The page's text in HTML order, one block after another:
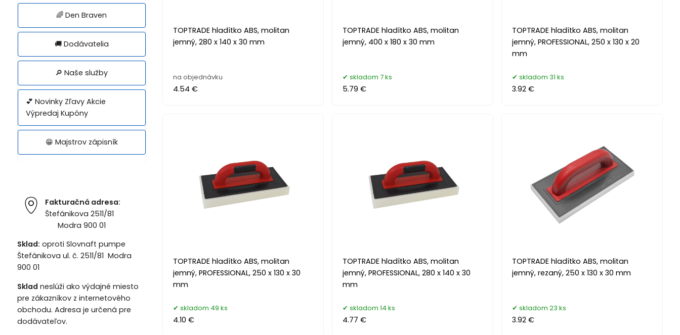
🌈 Den Braven
🚚 Dodávatelia
🔎 Naše služby
💕 Novinky Zľavy Akcie
Výpredaj Kupóny
😁 Majstrov zápisník
Fakturačná adresa:
Štefánikova 2511/81
Modra 900 01
Sklad: oproti Slovnaft pumpe
Štefánikova ul. č. 2511/81 Modra
900 01
Sklad neslúži ako výdajné miesto
pre zákazníkov z internetového
obchodu. Adresa je určená pre
dodávateľov.
TOPTRADE hladítko ABS, molitan
jemný, 280 x 140 x 30 mm
na objednávku
4.54 €
TOPTRADE hladítko ABS, molitan
jemný, 400 x 180 x 30 mm
skladom 7 ks
5.79 €
TOPTRADE hladítko ABS, molitan
jemný, PROFESSIONAL, 250 x 130 x 20
mm
skladom 31 ks
3.92 €
TOPTRADE hladítko ABS, molitan
jemný, PROFESSIONAL, 250 x 130 x 30
mm
skladom 49 ks
4.10 €
TOPTRADE hladítko ABS, molitan
jemný, PROFESSIONAL, 280 x 140 x 30
mm
skladom 14 ks
4.77 €
TOPTRADE hladítko ABS, molitan
jemný, rezaný, 250 x 130 x 30 mm
skladom 23 ks
3.92 €